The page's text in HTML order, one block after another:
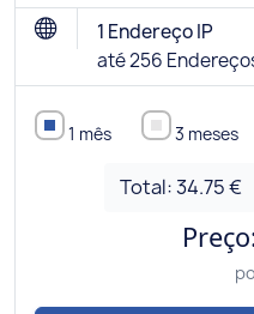
1 Endereço IP
até 256
1 mês 3 meses
Total:34.75 €